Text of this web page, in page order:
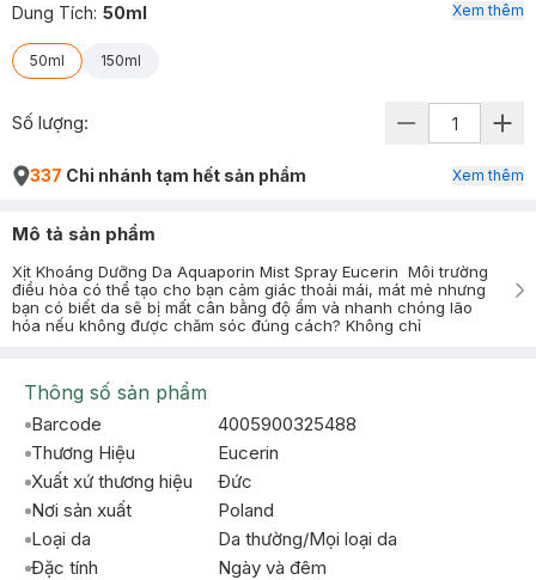
Dung Tích: 50ml
50ml 150ml
Xem thêm
Số lượng:
337 Chi nhánh tạm hết sản phẩm Xem thêm
Mô tả sản phẩm
Xịt Khoáng Dưỡng Da Aquaporin Mist Spray Eucerin Môi trường
điều hòa có thể tạo cho bạn cảm giác thoải mái, mát mẻ nhưng
bạn có biết da sẽ bị mất cân bằng độ ẩm và nhanh chóng lão
hóa nếu không được chăm sóc đúng cách? Không chỉ
Thông số sản phẩm
Barcode
4005900325488
Thương Hiệu
Eucerin
Xuất xứ thương hiệu
Ðức
Nơi sản xuất
Poland
Loại da
Da thường/Mọi loại da
Đặc tính
Ngày và đêm